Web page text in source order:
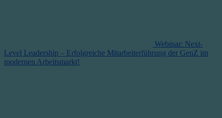
Webinar: Next-
Level Leadership – Erfolgreiche Mitarbeiterführung der GenZ im
modernen Arbeitsmarkt!